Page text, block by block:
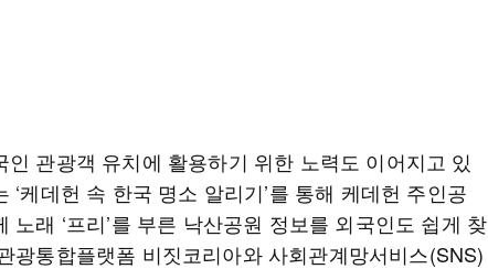
인 관광객 유치에 활용하기 위한 노력도 이어지고 있
‘케데헌 속 한국 명소 알리기’를 통해 케데헌 주인공
노래 ‘프리’를 부른 낙산공원 정보를 외국인도 쉽게 찾
광통합플랫폼 비짓코리아와 사회관계망서비스(SNS)